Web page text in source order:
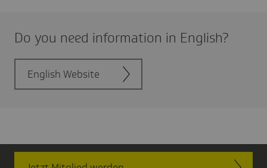
Do you need infor­ma­tion in English?
English Website